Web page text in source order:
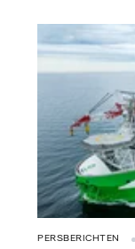
PERSBERICHTEN